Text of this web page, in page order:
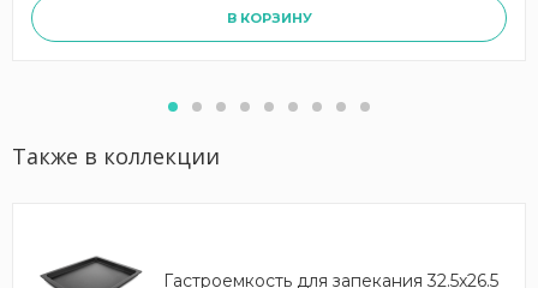
В КОРЗИНУ
Также в коллекции
Гастроемкость для запекания 32.5x26.5